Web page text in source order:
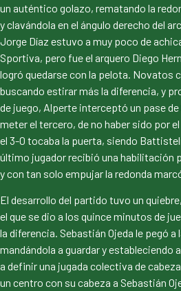
un auténtico golazo, rematando la
y clavándola en el ángulo derecho del
Jorge Díaz estuvo a muy poco de
Sportiva, pero fue el arquero Diego
logró quedarse con la pelota. Novatos
buscando estirar más la diferencia, y
de juego, Alperte interceptó un pase
meter el tercero, de no haber sido por
el 3-0 tocaba la puerta, siendo
último jugador recibió una habilitación
y con tan solo empujar la redonda
El desarrollo del partido tuvo un
el que se dio a los quince minutos de
la diferencia. Sebastián Ojeda le pegó
mandándola a guardar y estableciendo
a definir una jugada colectiva de
un centro con su cabeza a Sebastián